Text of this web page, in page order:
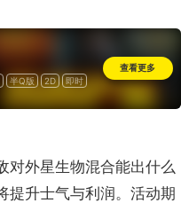
半Q版 2D
即时
性付费
查看更多
对外星生物混合能出什么
提升士气与利润。活动期